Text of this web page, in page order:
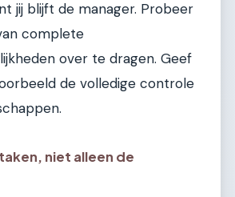
jij blijft de manager. Probeer
complete
over te dragen. Geef
de volledige controle
niet alleen de